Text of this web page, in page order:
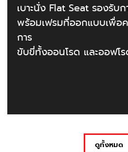
ดูทั้งหมด
เบาะนั่ง Flat Seat รองรับ
พร้อมเฟรมที่ออกแบบเพื่อ
การ
ขับขี่ทั้งออนโรด และออฟโ